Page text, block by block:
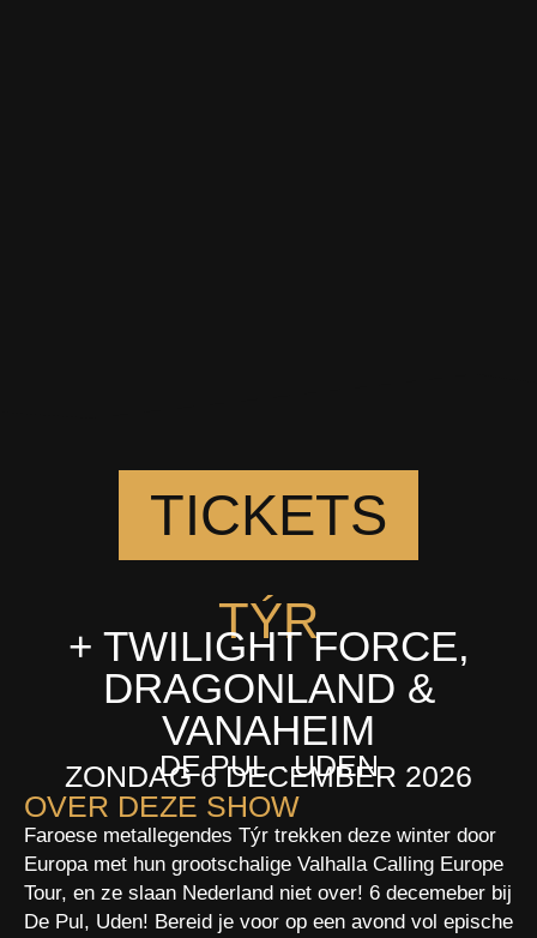
TÝR
+ TWILIGHT FORCE,
DRAGONLAND &
VANAHEIM
DE PUL - UDEN
ZONDAG 6 DECEMBER 2026
OVER DEZE SHOW
Faroese metallegendes Týr trekken deze winter door
Europa met hun grootschalige Valhalla Calling Europe
Tour, en ze slaan Nederland niet over! 6 decemeber bij
De Pul, Uden! Bereid je voor op een avond vol epische
TICKETS